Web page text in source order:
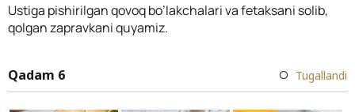
Ustiga pishirilgan qovoq bo’lakchalari va fetaksani solib,
qolgan zapravkani quyamiz.
Qadam 6 Tugallandi